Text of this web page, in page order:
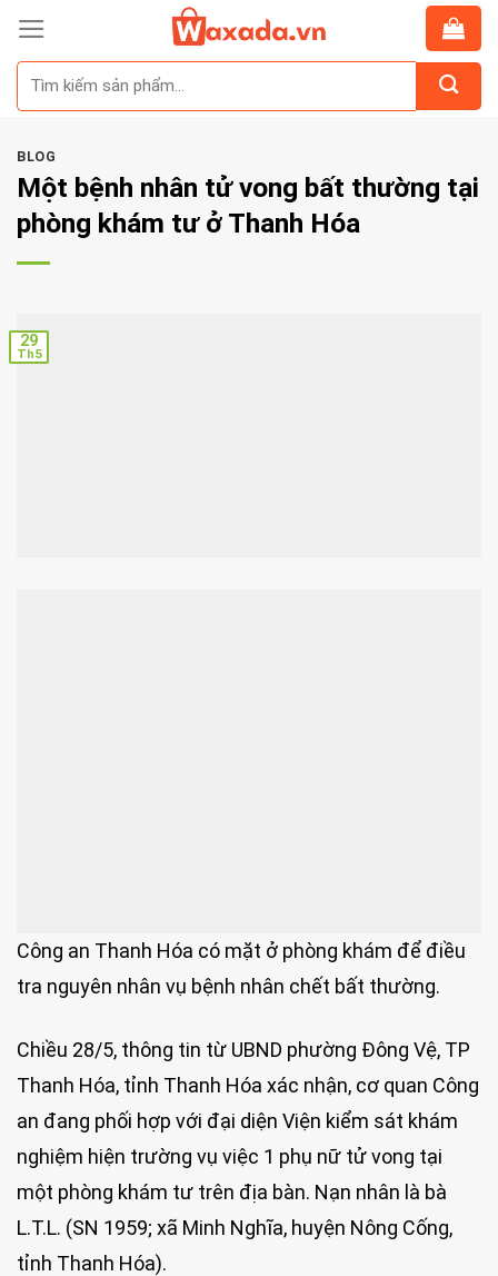
Skip
content
BLOG
Một bệnh nhân tử vong bất thường tại
phòng khám tư ở Thanh Hóa
29
Th5
Công an Thanh Hóa có mặt ở phòng khám để điều
tra nguyên nhân vụ bệnh nhân chết bất thường.
Chiều 28/5, thông tin từ UBND phường Đông Vệ, TP
Thanh Hóa, tỉnh Thanh Hóa xác nhận, cơ quan Công
an đang phối hợp với đại diện Viện kiểm sát khám
nghiệm hiện trường vụ việc 1 phụ nữ tử vong tại
một phòng khám tư trên địa bàn. Nạn nhân là bà
L.T.L. (SN 1959; xã Minh Nghĩa, huyện Nông Cống,
tỉnh Thanh Hóa).